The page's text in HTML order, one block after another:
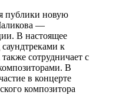
публики новую
—
В настоящее
к
сотрудничает с
В
в концерте
композитора